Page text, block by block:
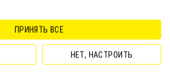
петушков со многими
золотыми рыбками. Часто посягают
как барбусы, скалярии, миноры.
ПРИНЯТЬ ВСЕ
НЕТ, НАСТРОИТЬ